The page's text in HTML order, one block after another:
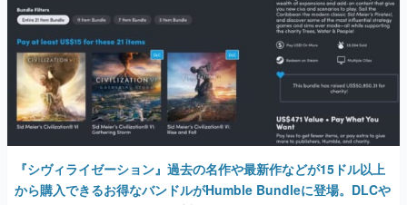
『シヴィライゼーション』過去の名作や最新作などが15ドル以上
から購入できるお得なバンドルがHumble Bundleに登場。DLCや
スピンオフなど全21アイテム対象
2022年2月28日 公開